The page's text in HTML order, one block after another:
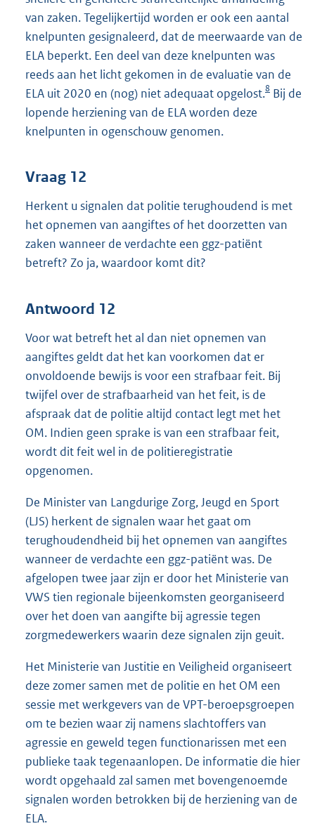
van zaken. Tegelijkertijd worden er ook een aantal
knelpunten gesignaleerd, dat de meerwaarde van de
ELA beperkt. Een deel van deze knelpunten was
reeds aan het licht gekomen in de evaluatie van de
ELA uit 2020 en (nog) niet adequaat opgelost.8 Bij de
lopende herziening van de ELA worden deze
knelpunten in ogenschouw genomen.
Vraag 12
Herkent u signalen dat politie terughoudend is met
het opnemen van aangiftes of het doorzetten van
zaken wanneer de verdachte een ggz-patiënt
betreft? Zo ja, waardoor komt dit?
Antwoord 12
Voor wat betreft het al dan niet opnemen van
aangiftes geldt dat het kan voorkomen dat er
onvoldoende bewijs is voor een strafbaar feit. Bij
twijfel over de strafbaarheid van het feit, is de
afspraak dat de politie altijd contact legt met het
OM. Indien geen sprake is van een strafbaar feit,
wordt dit feit wel in de politieregistratie
opgenomen.
De Minister van Langdurige Zorg, Jeugd en Sport
(LJS) herkent de signalen waar het gaat om
terughoudendheid bij het opnemen van aangiftes
wanneer de verdachte een ggz-patiënt was. De
afgelopen twee jaar zijn er door het Ministerie van
VWS tien regionale bijeenkomsten georganiseerd
over het doen van aangifte bij agressie tegen
zorgmedewerkers waarin deze signalen zijn geuit.
Het Ministerie van Justitie en Veiligheid organiseert
deze zomer samen met de politie en het OM een
sessie met werkgevers van de VPT-beroepsgroepen
om te bezien waar zij namens slachtoffers van
agressie en geweld tegen functionarissen met een
publieke taak tegenaanlopen. De informatie die hier
wordt opgehaald zal samen met bovengenoemde
signalen worden betrokken bij de herziening van de
ELA.